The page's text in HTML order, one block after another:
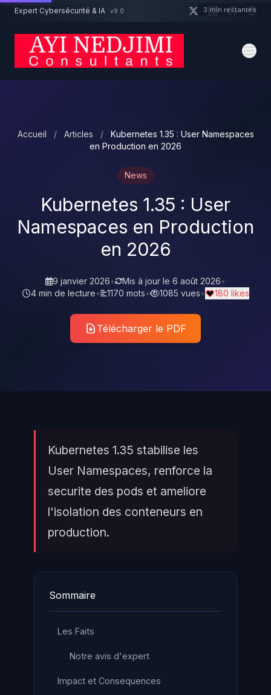
Aller au contenu principal
Expert Cybersécurité & IA v9.0
Accueil / Articles /
Kubernetes 1.35 : User Namespaces
en Production en 2026
News
Kubernetes 1.35 : User
Namespaces en Production
en 2026
9 janvier 2026• Mis à jour le 6 août 2026•
4 min de lecture• 1170 mots• 1085 vues• 180 likes
Télécharger le PDF
Kubernetes 1.35 stabilise les
User Namespaces, renforce la
securite des pods et ameliore
l'isolation des conteneurs en
production.
Sommaire
Les Faits
Notre avis d'expert
Impact et Consequences
Un projet cybersécurité ? 3 min restantes